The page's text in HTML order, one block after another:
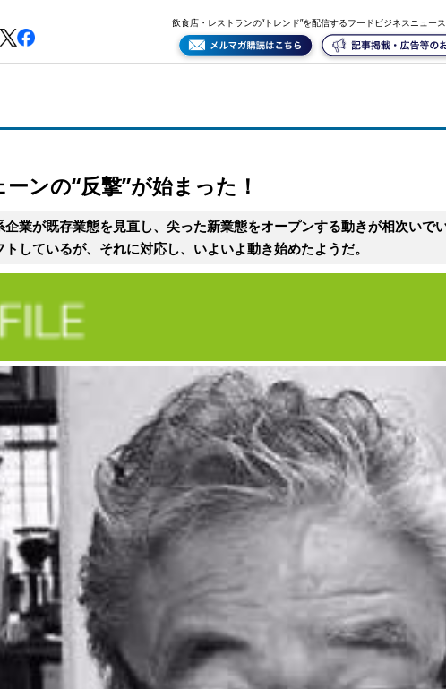
飲食店・レストランの“トレンド”を配信するフードビジネスニュー
ンの“反撃”が始まった！
企業が既存業態を見直し、尖った新業態をオープンする動きが相次いで
しているが、それに対応し、いよいよ動き始めたようだ。